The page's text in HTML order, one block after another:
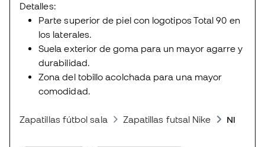
Detalles:
Parte superior de piel con logotipos Total 90 en
los laterales.
Suela exterior de goma para un mayor agarre y
durabilidad.
Zona del tobillo acolchada para una mayor
comodidad.
Zapatillas fútbol sala Zapatillas futsal Nike Nike